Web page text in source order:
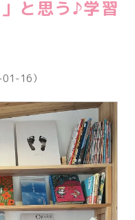
と思う♪学習
01-16）